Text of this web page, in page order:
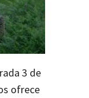
3 de
ofrece